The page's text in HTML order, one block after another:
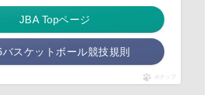
JBA Topページ
バスケットボール競技規則
ポチップ